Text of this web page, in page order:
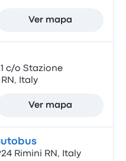
Ver mapa
c/o Stazione
Italy
Ver mapa
Rimini RN, Italy